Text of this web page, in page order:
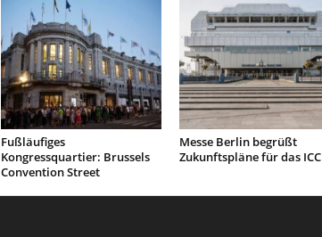
Fußläufiges
Kongressquartier: Brussels
Convention Street
Messe Berlin begrüßt
Zukunftspläne für das ICC